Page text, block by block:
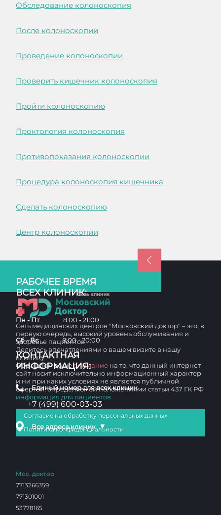
Обследование колоноскопия
После колоноскопии
Проведение колоноскопии
Проверить кишечник колоноскопия
Пройти колоноскопию
Проктология колоноскопия
Противопоказания колоноскопии
Процедура колоноскопия кишечника
Сделать колоноскопию
Центр колоноскопии
РАБОЧЕЕ ВРЕМЯ
ВСЕХ КЛИНИК:
Пн - Пт 8:00 - 21:00
Сб - Вс 8:00 - 20:00
КОНТАКТНАЯ
ИНФОРМАЦИЯ:
Единый номер для всех клиник
+7 (499) 600-03-03
Все адреса клиник ▼
Сеть медицинских центров "Московский доктор" – это, в
первую очередь, высокий уровень обслуживания и
здоровье пациентов
Делитесь впечатлениями о вашем визите в нашу
клинику
Обращаем вашевнимание на то, что данный интернет-
сайт носит исключительно информационный характер
и ни при каких условиях не является публичной
офертой, определяемой положениями статьи 437 ГК РФ
информация для пациентов
Согласие на обработку персональных данных
Политика конфиденциальности
Мос. доктор
7713266359
771301001
53778165